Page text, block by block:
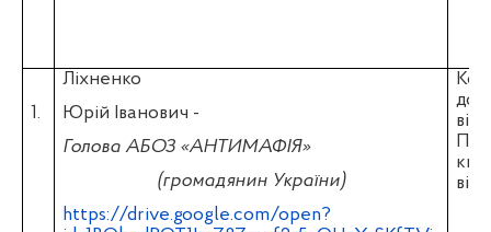
1.
Ліхненко
Юрій Іванович -
Голова АБОЗ «АНТИМАФІЯ»
(громадянин України)
https://drive.google.com/open?